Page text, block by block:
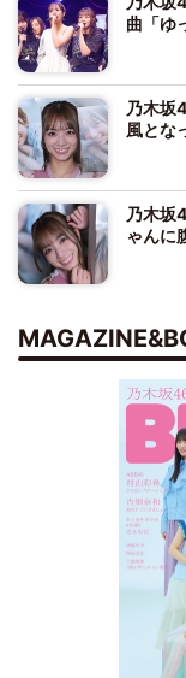
曲「ゆ
乃木坂
風とな
乃木坂
ゃんに